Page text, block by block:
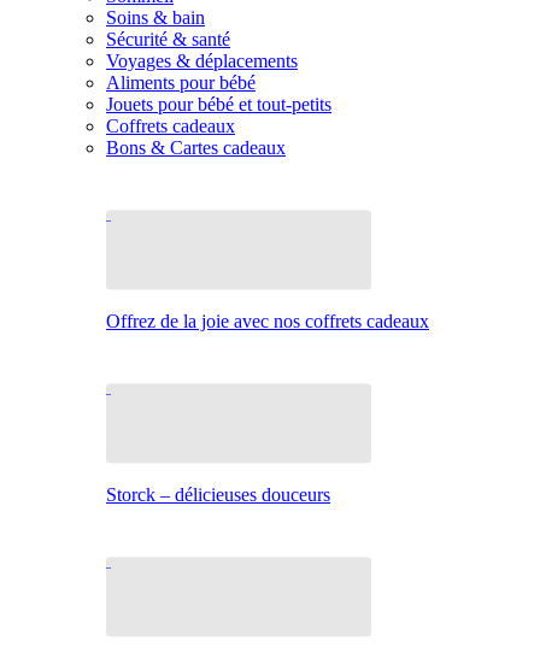
Soins & bain
Sécurité & santé
Voyages & déplacements
Aliments pour bébé
Jouets pour bébé et tout-petits
Coffrets cadeaux
Bons & Cartes cadeaux
Offrez de la joie avec nos coffrets cadeaux
Storck – délicieuses douceurs